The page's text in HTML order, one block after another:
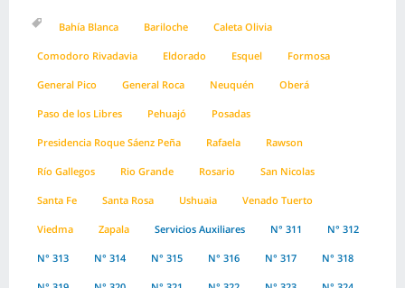
Bahía Blanca Bariloche Caleta Olivia
Comodoro Rivadavia Eldorado Esquel Formosa
General Pico General Roca Neuquén Oberá
Paso de los Libres Pehuajó Posadas
Presidencia Roque Sáenz Peña Rafaela Rawson
Río Gallegos Rio Grande Rosario San Nicolas
Santa Fe Santa Rosa Ushuaia Venado Tuerto
Viedma Zapala Servicios Auxiliares N° 311 N° 312
N° 313 N° 314 N° 315 N° 316 N° 317 N° 318